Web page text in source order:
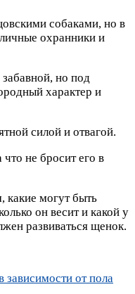
собаками, но в
охранники и
но под
характер и
силой и отвагой.
не бросит его в
какие могут быть
он весит и какой у
развиваться щенок.
зависимости от пола